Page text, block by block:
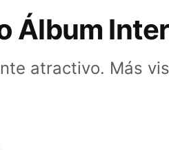
Álbum
atractivo. Más